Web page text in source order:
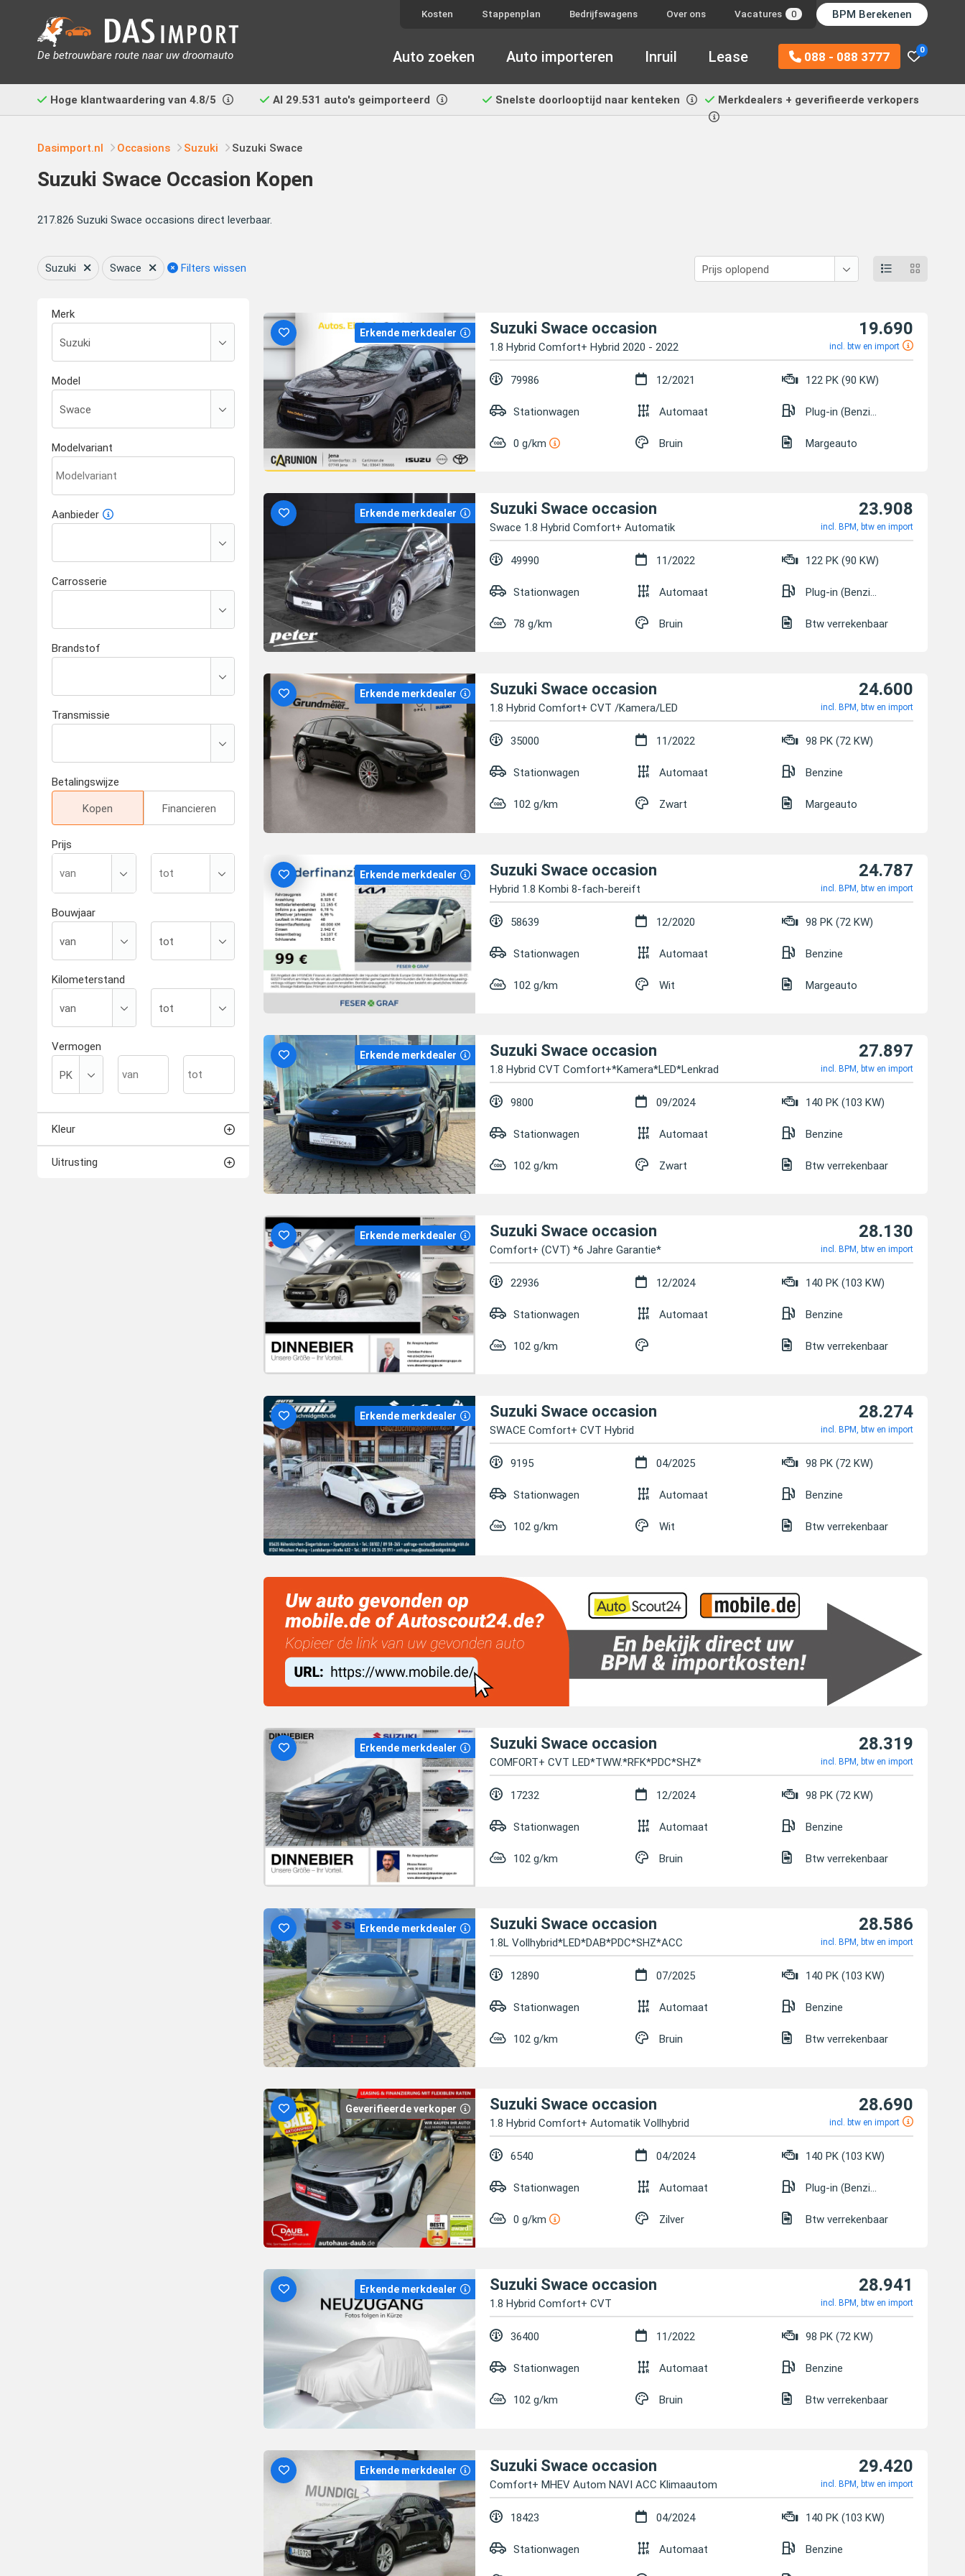
De betrouwbare route naar uw droomauto
Kosten Stappenplan Bedrijfswagens Over ons Vacatures 0 BPM Berekenen
0
088 - 088 3777
Auto zoeken Auto importeren Inruil Lease
Hoge klantwaardering van 4.8/5 Al 29.531 auto's geimporteerd Snelste doorlooptijd naar kenteken Merkdealers + geverifieerde verkopers
Dasimport.nl Occasions Suzuki Suzuki Swace
Suzuki Swace Occasion Kopen
217.826 Suzuki Swace occasions direct leverbaar.
Suzuki Swace Filters wissen
Erkende merkdealer Suzuki Swace occasion
1.8 Hybrid Comfort+ Hybrid 2020 - 2022
19.690
incl. btw en import
79986 12/2021 122 PK (90 KW)
Stationwagen Automaat Plug-in (Benzine/Elektrisch)
0 g/km Bruin Margeauto
Erkende merkdealer Suzuki Swace occasion
Swace 1.8 Hybrid Comfort+ Automatik
23.908
incl. BPM, btw en import
49990 11/2022 122 PK (90 KW)
Stationwagen Automaat Plug-in (Benzine/Elektrisch)
78 g/km Bruin Btw verrekenbaar
Erkende merkdealer Suzuki Swace occasion
1.8 Hybrid Comfort+ CVT /Kamera/LED
24.600
incl. BPM, btw en import
35000 11/2022 98 PK (72 KW)
Stationwagen Automaat Benzine
102 g/km Zwart Margeauto
Erkende merkdealer Suzuki Swace occasion
Hybrid 1.8 Kombi 8-fach-bereift
24.787
incl. BPM, btw en import
58639 12/2020 98 PK (72 KW)
Stationwagen Automaat Benzine
102 g/km Wit Margeauto
Erkende merkdealer Suzuki Swace occasion
1.8 Hybrid CVT Comfort+*Kamera*LED*Lenkrad
27.897
incl. BPM, btw en import
9800 09/2024 140 PK (103 KW)
Stationwagen Automaat Benzine
102 g/km Zwart Btw verrekenbaar
Erkende merkdealer Suzuki Swace occasion
Comfort+ (CVT) *6 Jahre Garantie*
28.130
incl. BPM, btw en import
22936 12/2024 140 PK (103 KW)
Stationwagen Automaat Benzine
102 g/km Btw verrekenbaar
Erkende merkdealer Suzuki Swace occasion
SWACE Comfort+ CVT Hybrid
28.274
incl. BPM, btw en import
9195 04/2025 98 PK (72 KW)
Stationwagen Automaat Benzine
102 g/km Wit Btw verrekenbaar
Erkende merkdealer Suzuki Swace occasion
COMFORT+ CVT LED*TWW.*RFK*PDC*SHZ*
28.319
incl. BPM, btw en import
17232 12/2024 98 PK (72 KW)
Stationwagen Automaat Benzine
102 g/km Bruin Btw verrekenbaar
Erkende merkdealer Suzuki Swace occasion
1.8L Vollhybrid*LED*DAB*PDC*SHZ*ACC
28.586
incl. BPM, btw en import
12890 07/2025 140 PK (103 KW)
Stationwagen Automaat Benzine
102 g/km Bruin Btw verrekenbaar
Geverifieerde verkoper Suzuki Swace occasion
1.8 Hybrid Comfort+ Automatik Vollhybrid
28.690
incl. btw en import
6540 04/2024 140 PK (103 KW)
Stationwagen Automaat Plug-in (Benzine/Elektrisch)
0 g/km Zilver Btw verrekenbaar
Erkende merkdealer Suzuki Swace occasion
1.8 Hybrid Comfort+ CVT
28.941
incl. BPM, btw en import
36400 11/2022 98 PK (72 KW)
Stationwagen Automaat Benzine
102 g/km Bruin Btw verrekenbaar
Erkende merkdealer Suzuki Swace occasion
Comfort+ MHEV Autom NAVI ACC Klimaautom
29.420
incl. BPM, btw en import
18423 04/2024 140 PK (103 KW)
Stationwagen Automaat Benzine
Merk
Model
Modelvariant
Aanbieder
Carrosserie
Brandstof
Transmissie
Betalingswijze
Kopen Financieren
Prijs
Bouwjaar
Kilometerstand
Vermogen
Kleur
Uitrusting